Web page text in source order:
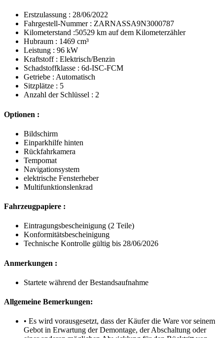
Erstzulassung : 28/06/2022
Fahrgestell-Nummer : ZARNASSA9N3000787
Kilometerstand :50529 km auf dem Kilometerzähler
Hubraum : 1469 cm³
Leistung : 96 kW
Kraftstoff : Elektrisch/Benzin
Schadstoffklasse : 6d-ISC-FCM
Getriebe : Automatisch
Sitzplätze : 5
Anzahl der Schlüssel : 2
Optionen :
Bildschirm
Einparkhilfe hinten
Rückfahrkamera
Tempomat
Navigationsystem
elektrische Fensterheber
Multifunktionslenkrad
Fahrzeugpapiere :
Eintragungsbescheinigung (2 Teile)
Konformitätsbescheinigung
Technische Kontrolle gültig bis 28/06/2026
Anmerkungen :
Startete während der Bestandsaufnahme
Allgemeine Bemerkungen:
• Es wird vorausgesetzt, dass der Käufer die Ware vor seinem
Gebot in Erwartung der Demontage, der Abschaltung oder